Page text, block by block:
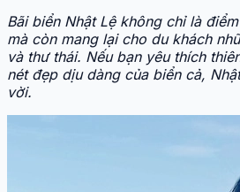
Bãi biển Nhật Lệ không chỉ là
mà còn mang lại cho du khách
và thư thái. Nếu bạn yêu thích
nét đẹp dịu dàng của biển cả,
vời.